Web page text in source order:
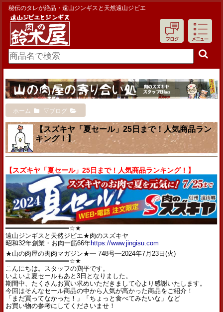
秘伝のタレが絶品・遠山ジンギスと天然遠山ジビエ
ホーム ▽ブログ
【スズキヤ「夏セール」25日まで！人気商品ラン
キング！】
【スズキヤ「夏セール」25日まで！人気商品ランキング！】
━━━━━━━━━━━━━━━━☆★
遠山ジンギスと天然ジビエ★肉のスズキヤ
昭和32年創業・お肉一筋66年https://www.jingisu.com
★山の肉屋の肉肉マガジン★━ 748号━2024年7月23日(火)
━━━━━━━━━━━━━━━━☆★
こんにちは。スタッフの鶏平です。
いよいよ夏セールもあと3日となりました。
期間中、たくさんお買い求めいただきまして心より感謝いたします。
今回はそんなセール商品の中から人気が高かった商品をご紹介！
「まだ買ってなかった！」「ちょっと食べてみたいな」な ど
お買い物の参考にしてくださいませ！